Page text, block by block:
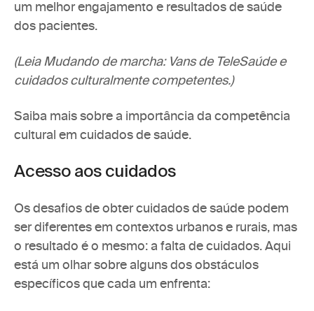
um melhor engajamento e resultados de saúde
dos pacientes.
(Leia Mudando de marcha: Vans de TeleSaúde e
cuidados culturalmente competentes.)
Saiba mais sobre a importância da competência
cultural em cuidados de saúde.
Acesso aos cuidados
Os desafios de obter cuidados de saúde podem
ser diferentes em contextos urbanos e rurais, mas
o resultado é o mesmo: a falta de cuidados. Aqui
está um olhar sobre alguns dos obstáculos
específicos que cada um enfrenta: